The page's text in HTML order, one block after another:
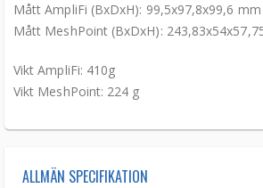
Mått AmpliFi (BxDxH): 99,5x97,8x99,6 mm
Mått MeshPoint (BxDxH):
Vikt AmpliFi: 410g
Vikt MeshPoint: 224 g
ALLMÄN SPECIFIKATION